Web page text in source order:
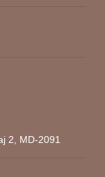
2, MD-2091